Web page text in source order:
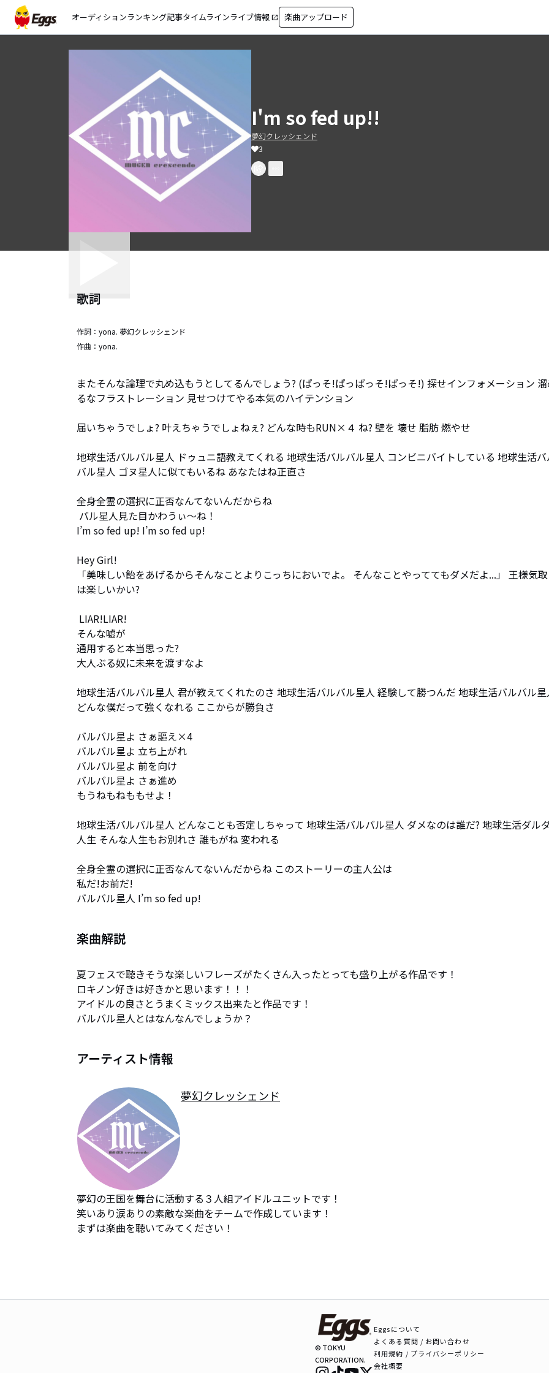
オーディションランキング記事タイムラインライブ情報 open_in_new 楽曲アップロード
I'm so fed up!!
夢幻クレッシェンド
3
歌詞
作詞： yona. 夢幻クレッシェンド
作曲： yona.
またそんな論理で丸め込もうとしてるんでしょう? (ぱっそ!ぱっぱっそ!ぱっそ!) 探せインフォメーション
るなフラストレーション 見せつけてやる本気のハイテンション
届いちゃうでしょ? 叶えちゃうでしょねぇ? どんな時もRUN×４ ね? 壁を 壊せ 脂肪 燃やせ
地球生活バルバル星人 ドゥュニ語教えてくれる 地球生活バルバル星人 コンビニバイトしている 地球生活
バル星人 ゴヌ星人に似てもいるね あなたはね正直さ
全身全霊の選択に正否なんてないんだからね
I’m so fed up! I’m so fed up!
Hey Girl!
「美味しい飴をあげるからそんなことよりこっちにおいでよ。 そんなことやっててもダメだよ...」 王様気
は楽しいかい?
そんな嘘が
通用すると本当思った?
大人ぶる奴に未来を渡すなよ
地球生活バルバル星人 君が教えてくれたのさ 地球生活バルバル星人 経験して勝つんだ 地球生活バルバル
どんな僕だって強くなれる ここからが勝負さ
バルバル星よ さぁ謳え×4
バルバル星よ 立ち上がれ
バルバル星よ 前を向け
バルバル星よ さぁ進め
もうねもねももせよ！
地球生活バルバル星人 どんなことも否定しちゃって 地球生活バルバル星人 ダメなのは誰だ? 地球生活ダル
人生 そんな人生もお別れさ 誰もがね 変われる
全身全霊の選択に正否なんてないんだからね このストーリーの主人公は
私だ!お前だ!
バルバル星人 I’m so fed up!
楽曲解説
夏フェスで聴きそうな楽しいフレーズがたくさん入ったとっても盛り上がる作品です！
ロキノン好きは好きかと思います！！！
アイドルの良さとうまくミックス出来たと作品です！
バルバル星人とはなんなんでしょうか？
アーティスト情報
夢幻クレッシェンド
夢幻の王国を舞台に活動する３人組アイドルユニットです！
笑いあり涙ありの素敵な楽曲をチームで作成しています！
まずは楽曲を聴いてみてください！
© TOKYU
CORPORATION.
Eggsについて
よくある質問 / お問い合わせ
利用規約 / プライバシーポリシー
会社概要